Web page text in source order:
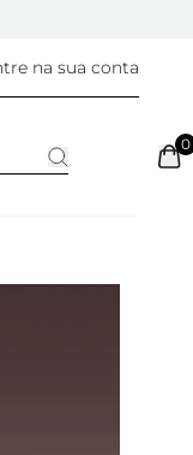
na sua conta
0